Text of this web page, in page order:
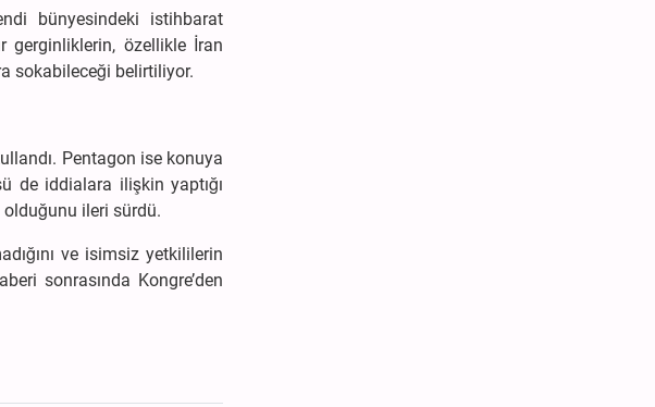
bünyesindeki istihbarat
gerginliklerin, özellikle İran
sokabileceği belirtiliyor.
Pentagon ise konuya
de iddialara ilişkin yaptığı
olduğunu ileri sürdü.
ve isimsiz yetkililerin
sonrasında Kongre’den